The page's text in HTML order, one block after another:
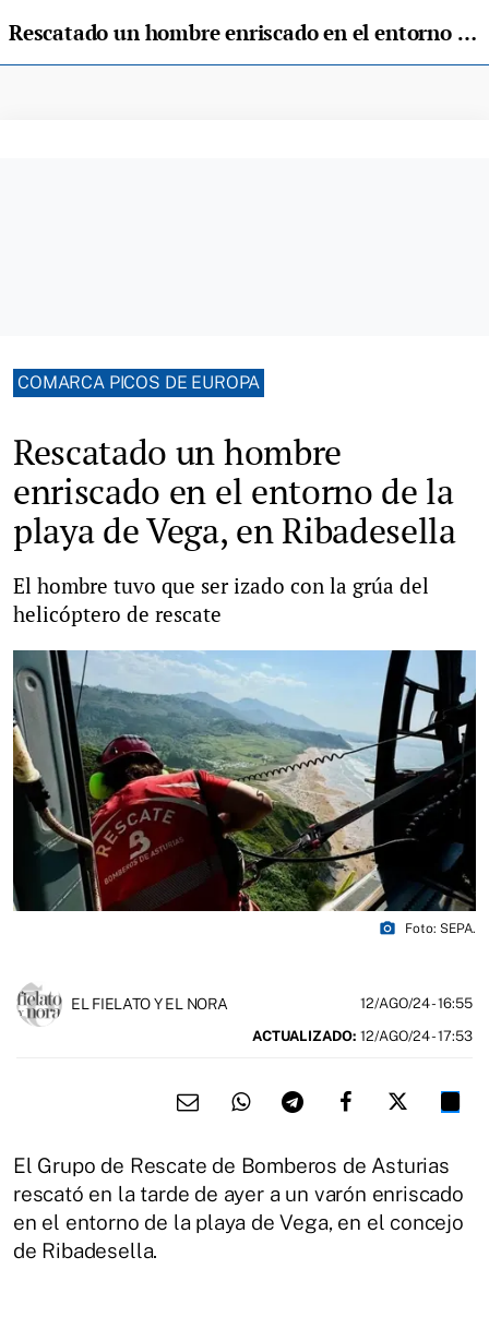
Rescatado un hombre enriscado en el entorno de la playa de Vega, en Ribadesella
COMARCA PICOS DE EUROPA
Rescatado un hombre
enriscado en el entorno de la
playa de Vega, en Ribadesella
El hombre tuvo que ser izado con la grúa del
helicóptero de rescate
photo_camera Foto: SEPA.
EL FIELATO Y EL NORA 12/AGO/24- 16:55
ACTUALIZADO: 12/AGO/24 - 17:53
El Grupo de Rescate de Bomberos de Asturias
rescató en la tarde de ayer a un varón enriscado
en el entorno de la playa de Vega, en el concejo
de Ribadesella.